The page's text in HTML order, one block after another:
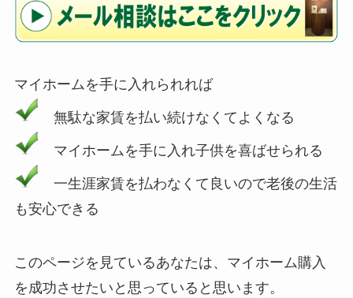
マイホームを手に入れられれば
無駄な家賃を払い続けなくてよくなる
マイホームを手に入れ子供を喜ばせられる
一生涯家賃を払わなくて良いので老後の生活
も安心できる
このページを見ているあなたは、マイホーム購入
を成功させたいと思っていると思います。